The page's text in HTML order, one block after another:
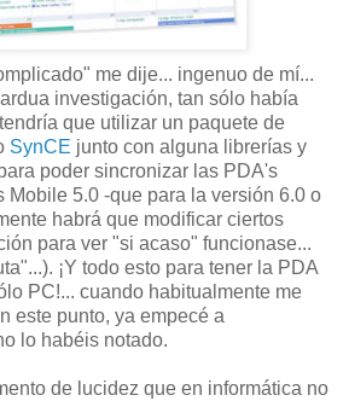
me dije... ingenuo de mí...
investigación, tan sólo había
que utilizar un paquete de
SynCE junto con alguna librerías y
poder sincronizar las PDA's
Mobile 5.0 -que para la versión 6.0 o
habrá que modificar ciertos
para ver "si acaso" funcionase...
¡Y todo esto para tener la PDA
PC!... cuando habitualmente me
este punto, ya empecé a
lo habéis notado.
de lucidez que en informática no